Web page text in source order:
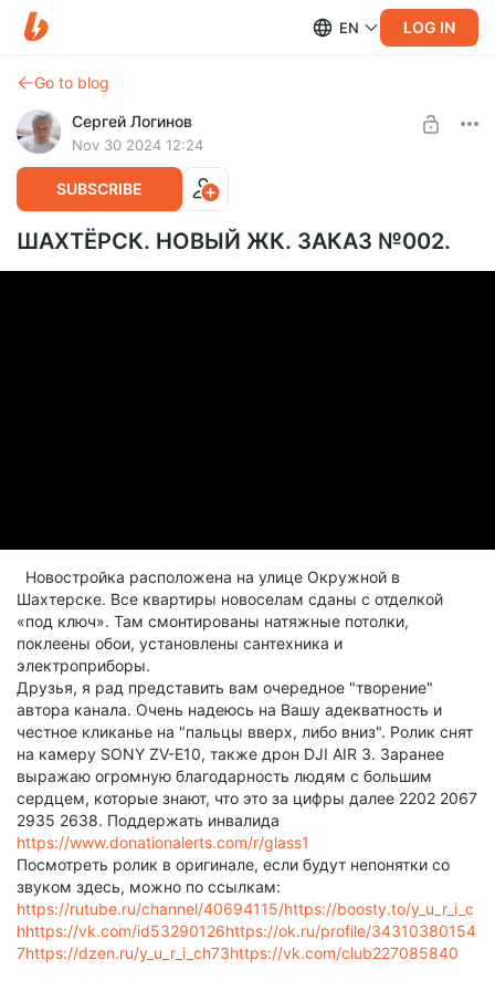
EN LOG IN
Go to blog
Сергей Логинов
Nov 30 2024 12:24
SUBSCRIBE
ШАХТЁРСК. НОВЫЙ ЖК. ЗАКАЗ №002.
Новостройка расположена на улице Окружной в
Шахтерске. Все квартиры новоселам сданы с отделкой
«под ключ». Там смонтированы натяжные потолки,
поклеены обои, установлены сантехника и
электроприборы.
Друзья, я рад представить вам очередное "творение"
автора канала. Очень надеюсь на Вашу адекватность и
честное кликанье на "пальцы вверх, либо вниз". Ролик снят
на камеру SONY ZV-E10, также дрон DJI AIR 3. Заранее
выражаю огромную благодарность людям с большим
сердцем, которые знают, что это за цифры далее 2202 2067
2935 2638. Поддержать инвалида
https://www.donationalerts.com/r/glass1
Посмотреть ролик в оригинале, если будут непонятки со
звуком здесь, можно по ссылкам:
https://rutube.ru/channel/40694115/https://boosty.to/y_u_r_i_c
hhttps://vk.com/id53290126https://ok.ru/profile/34310380154
7https://dzen.ru/y_u_r_i_ch73https://vk.com/club227085840